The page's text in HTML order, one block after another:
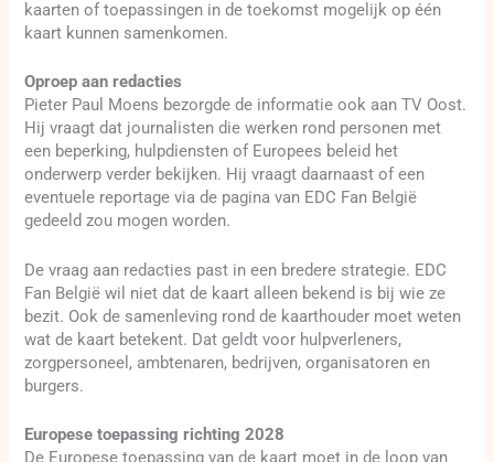
kaarten of toepassingen in de toekomst mogelijk op één
kaart kunnen samenkomen.
Oproep aan redacties
Pieter Paul Moens bezorgde de informatie ook aan TV Oost.
Hij vraagt dat journalisten die werken rond personen met
een beperking, hulpdiensten of Europees beleid het
onderwerp verder bekijken. Hij vraagt daarnaast of een
eventuele reportage via de pagina van EDC Fan België
gedeeld zou mogen worden.
De vraag aan redacties past in een bredere strategie. EDC
Fan België wil niet dat de kaart alleen bekend is bij wie ze
bezit. Ook de samenleving rond de kaarthouder moet weten
wat de kaart betekent. Dat geldt voor hulpverleners,
zorgpersoneel, ambtenaren, bedrijven, organisatoren en
burgers.
Europese toepassing richting 2028
De Europese toepassing van de kaart moet in de loop van